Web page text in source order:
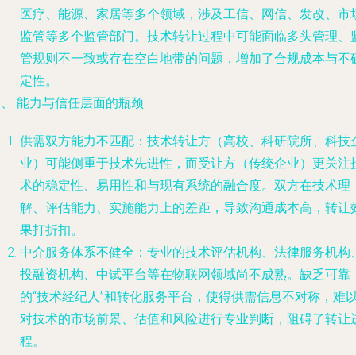
医疗、能源、家居等多个领域，涉及工信、网信、发改、市
监管等多个监管部门。技术转让过程中可能面临多头管理、
管规则不一致或存在空白地带的问题，增加了合规成本与不
定性。
能力与信任层面的瓶颈
供需双方能力不匹配 ：技术转让方（高校、科研院所、科技
业）可能侧重于技术先进性，而受让方（传统企业）更关注
术的稳定性、易用性和与现有系统的融合度。双方在技术理
解、评估能力、实施能力上的差距，导致沟通成本高，转让
果打折扣。
中介服务体系不健全 ：专业的技术评估机构、法律服务机构
投融资机构、中试平台等在物联网领域尚不成熟。缺乏可靠
的“技术经纪人”和转化服务平台，使得供需信息不对称，难
对技术的市场前景、估值和风险进行专业判断，阻碍了转让
程。